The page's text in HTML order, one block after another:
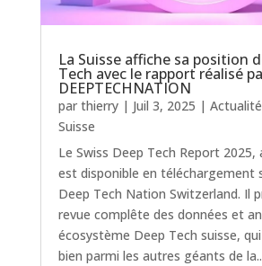
La Suisse affiche sa position
Tech avec le rapport réalisé
DEEPTECHNATION
par thierry| Juil 3, 2025 | Actualité
Suisse
Le Swiss Deep Tech Report
est disponible en téléchargement
Deep Tech Nation Switzerland. Il
revue complête des données et
écosystème Deep Tech suisse,
bien parmi les autres géants de